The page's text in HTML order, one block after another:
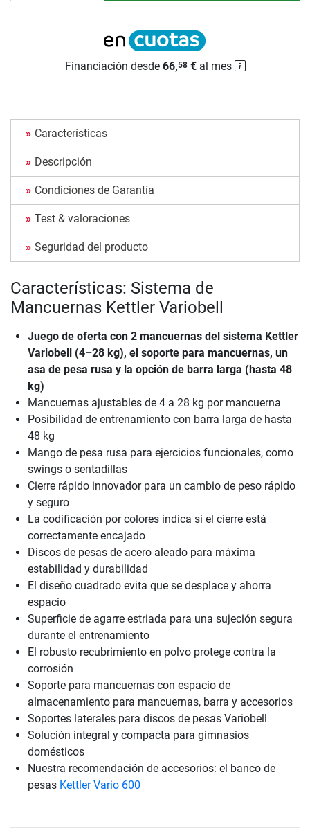
Financiación desde 66,58€al mes
Características
Descripción
Condiciones de Garantía
Test & valoraciones
Seguridad del producto
Características: Sistema de
Mancuernas Kettler Variobell
Juego de oferta con 2 mancuernas del sistema Kettler
Variobell (4–28 kg), el soporte para mancuernas, un
asa de pesa rusa y la opción de barra larga (hasta 48
kg)
Mancuernas ajustables de 4 a 28 kg por mancuerna
Posibilidad de entrenamiento con barra larga de hasta
48 kg
Mango de pesa rusa para ejercicios funcionales, como
swings o sentadillas
Cierre rápido innovador para un cambio de peso rápido
y seguro
La codificación por colores indica si el cierre está
correctamente encajado
Discos de pesas de acero aleado para máxima
estabilidad y durabilidad
El diseño cuadrado evita que se desplace y ahorra
espacio
Superficie de agarre estriada para una sujeción segura
durante el entrenamiento
El robusto recubrimiento en polvo protege contra la
corrosión
Soporte para mancuernas con espacio de
almacenamiento para mancuernas, barra y accesorios
Soportes laterales para discos de pesas Variobell
Solución integral y compacta para gimnasios
domésticos
Nuestra recomendación de accesorios: el banco de
pesas Kettler Vario 600